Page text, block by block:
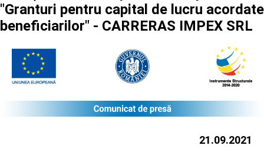
"Granturi pentru capital de lucru acordate
beneficiarilor" - CARRERAS IMPEX SRL
21.09.2021